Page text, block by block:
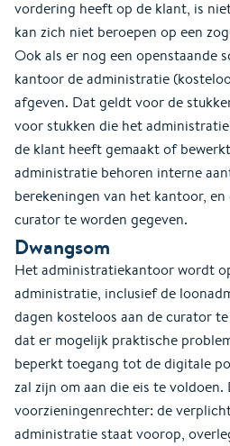
vordering heeft op de klant, is
kan zich niet beroepen op een
Ook als er nog een openstaande
kantoor de administratie
afgeven. Dat geldt voor de
voor stukken die het
de klant heeft gemaakt of
administratie behoren interne
berekeningen van het kantoor,
curator te worden gegeven.
Dwangsom
Het administratiekantoor wordt
administratie, inclusief de
dagen kosteloos aan de curator
dat er mogelijk praktische
beperkt toegang tot de digitale
zal zijn om aan die eis te voldoen.
voorzieningenrechter: de
administratie staat voorop,